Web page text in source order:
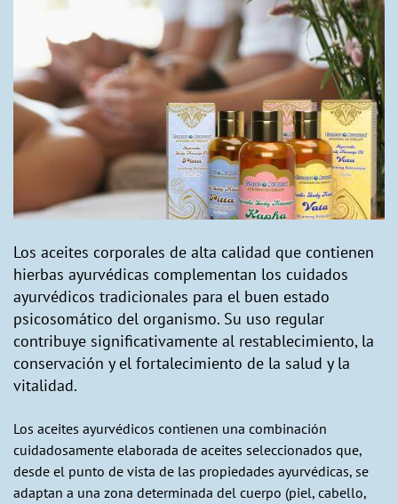
Los aceites corporales de alta calidad que contienen
hierbas ayurvédicas complementan los cuidados
ayurvédicos tradicionales para el buen estado
psicosomático del organismo. Su uso regular
contribuye significativamente al restablecimiento, la
conservación y el fortalecimiento de la salud y la
vitalidad.
Los aceites ayurvédicos contienen una combinación
cuidadosamente elaborada de aceites seleccionados que,
desde el punto de vista de las propiedades ayurvédicas, se
adaptan a una zona determinada del cuerpo (piel, cabello,